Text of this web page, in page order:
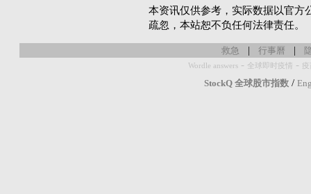
本资讯仅供参考，实际数据以官方
疏忽，本站恕不负任何法律责任。
救急 | 行事曆 |
Wordle answers - 全球即时疫情 -
StockQ 全球股市指数 /